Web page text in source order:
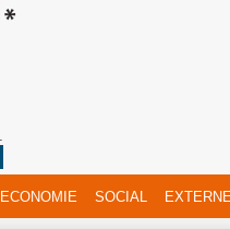
ECONOMIE SOCIAL